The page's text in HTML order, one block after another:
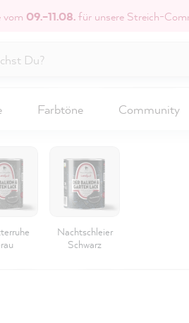
vom 09.–11.08.für unsere Streich-
Farbtöne Community
Nachtschleier
Schwarz